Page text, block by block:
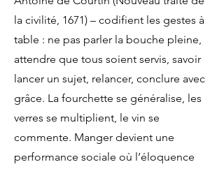
la civilité, 1671) – codifient les gestes à
table : ne pas parler la bouche pleine,
attendre que tous soient servis, savoir
lancer un sujet, relancer, conclure avec
grâce. La fourchette se généralise, les
verres se multiplient, le vin se
commente. Manger devient une
performance sociale où l’éloquence